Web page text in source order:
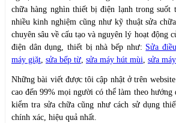
chữa hàng nghìn thiết bị điện lạnh trong suốt
nhiều kinh nghiệm cũng như kỹ thuật sửa
chuyên sâu về cấu tạo và nguyên lý hoạt động
điện dân dụng, thiết bị nhà bếp như: Sửa
máy giặt sửa bếp từ sửa máy hút mùi sửa
Những bài viết được tôi cập nhật ở trên
cao đến 99% mọi người có thể làm theo
kiểm tra sửa chữa cũng như cách sử dụng
chính xác, hiệu quả nhất.